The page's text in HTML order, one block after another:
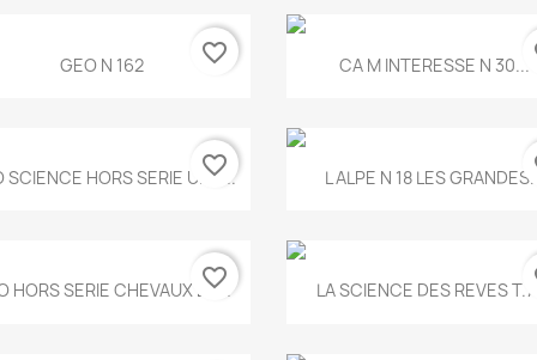
Aperçu rapide
GEO N 162 favorite_border Aperçu rapide
CA M INTERESSE N 30...
Aperçu rapide
SCIENCE HORS SERIE UNE...
favorite_border Aperçu rapide
L ALPE N 18 LES
Aperçu rapide
HORS SERIE CHEVAUX ET...
favorite_border Aperçu rapide
LA SCIENCE DES REVES